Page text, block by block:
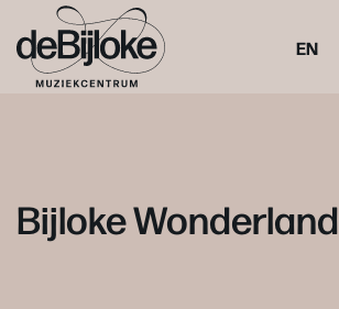
EN
Bijloke Wonderland